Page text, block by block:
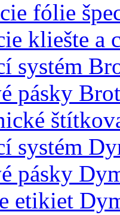
fólie
kliešte a
systém
pásky
systém
pásky
etikiet